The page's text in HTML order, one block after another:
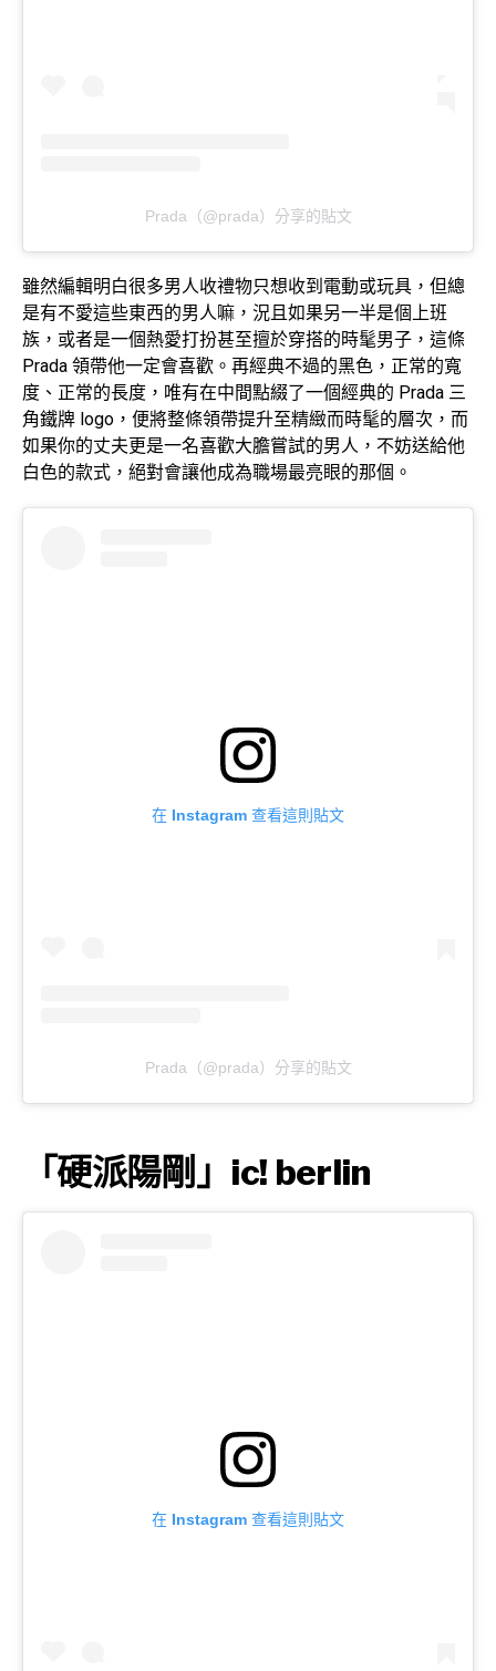
Prada（@prada）分享的貼文
雖然編輯明白很多男人收禮物只想收到電動或玩具，但總
是有不愛這些東西的男人嘛，況且如果另一半是個上班
族，或者是一個熱愛打扮甚至擅於穿搭的時髦男子，這條
Prada 領帶他一定會喜歡。再經典不過的黑色，正常的寬
度、正常的長度，唯有在中間點綴了一個經典的 Prada 三
角鐵牌 logo，便將整條領帶提升至精緻而時髦的層次，而
如果你的丈夫更是一名喜歡大膽嘗試的男人，不妨送給他
白色的款式，絕對會讓他成為職場最亮眼的那個。
在 Instagram 查看這則貼文
Prada（@prada）分享的貼文
「硬派陽剛」ic! berlin
在 Instagram 查看這則貼文